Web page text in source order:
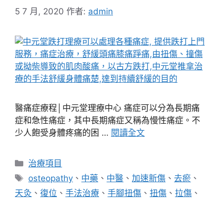
5 7 月, 2020 作者: admin
醫痛症療程│中元堂理療中心 痛症可以分為長期痛
症和急性痛症，其中長期痛症又稱為慢性痛症。不
少人飽受身體疼痛的困 … 閱讀全文
分
治療項目
標
籤
osteopathy 、 中藥 、 中醫 、加速新傷 、去瘀 、
天灸 、 復位 、 手法治療 、 手腳扭傷 、 扭傷 、 拉傷 、